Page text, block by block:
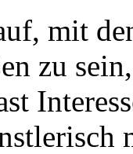
mit
zu